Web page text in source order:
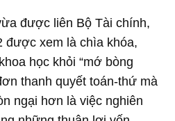
được liên Bộ Tài chính,
được xem là chìa khóa,
học khỏi “mớ bòng
thanh quyết toán-thứ mà
ngại hơn là việc nghiên